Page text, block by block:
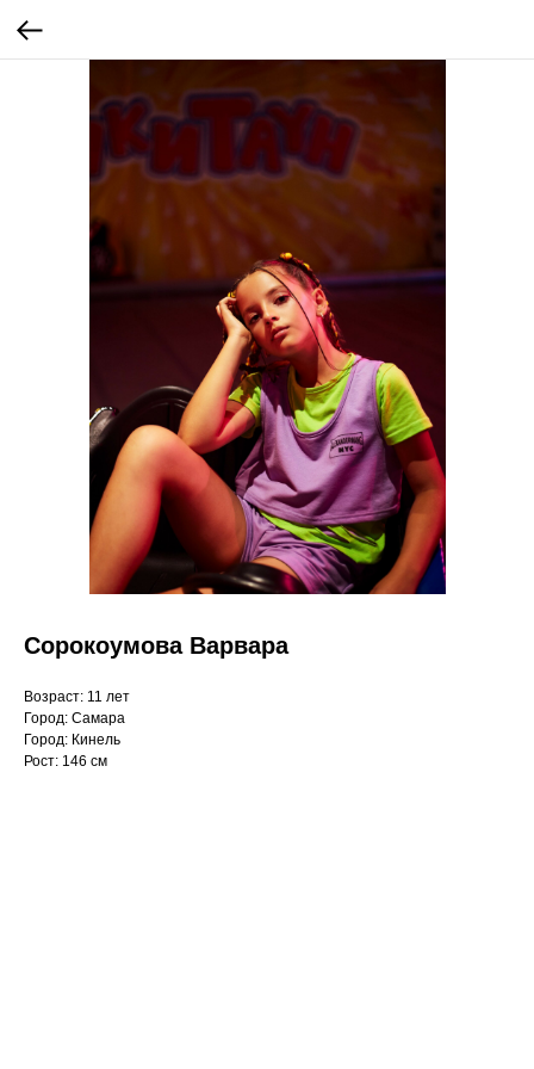
Сорокоумова Варвара
Возраст: 11 лет
Город: Самара
Город: Кинель
Рост: 146 см